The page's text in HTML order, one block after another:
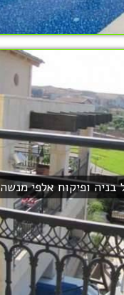
בניה ופיקוח אלפי מנשה